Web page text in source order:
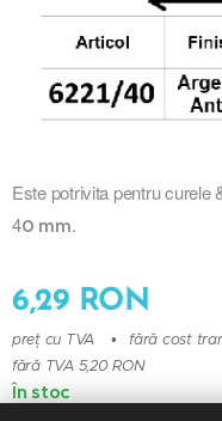
Este potrivita pentru curele
40 mm.
6,29RON
preț cu TVA
fără cost
fără TVA 5,20 RON
În stoc